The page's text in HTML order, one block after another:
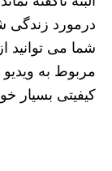
درمورد
شما می توانید
مربوط به
کیفیتی بسیار